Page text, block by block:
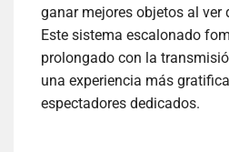
ganar mejores objetos al ver
Este sistema escalonado
prolongado con la
una experiencia más
espectadores dedicados.